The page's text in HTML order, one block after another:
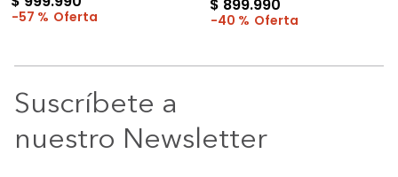
57 %
$ 899.990
40 %
Suscríbete a
nuestro Newsletter